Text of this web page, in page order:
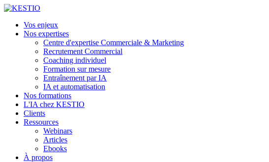
Vos enjeux
Nos expertises
Centre d'expertise Commerciale & Marketing
Recrutement Commercial
Coaching individuel
Formation sur mesure
Entraînement par IA
IA et automatisation
Nos formations
L'IA chez KESTIO
Clients
Ressources
Webinars
Articles
Ebooks
À propos